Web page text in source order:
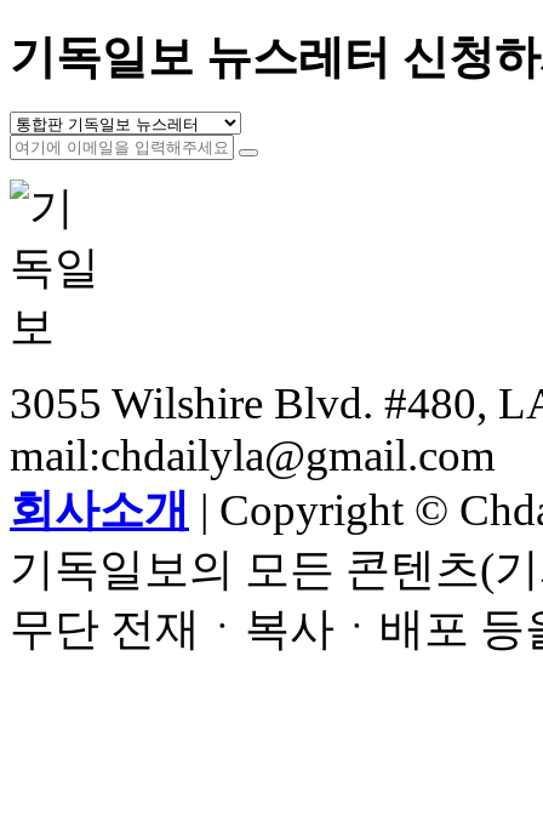
기독일보 뉴스레터 신청
3055 Wilshire Blvd. #480,
mail:chdailyla@gmail.com
회사소개 | Copyright ©
기독일보의 모든 콘텐츠(
무단 전재ㆍ복사ㆍ배포 등